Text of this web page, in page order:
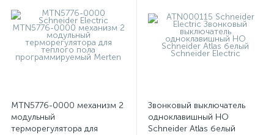
MTN5776-0000 механизм 2
модульный
терморегулятора для
Звонковый выключатель
одноклавишный НО
Schneider Atlas белый